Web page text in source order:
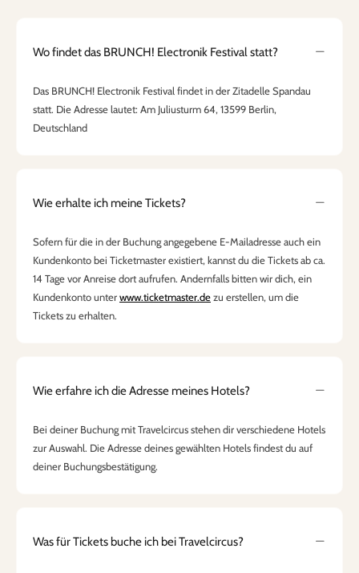
Wo findet das BRUNCH! Electronik Festival statt?
Das BRUNCH! Electronik Festival findet in der Zitadelle Spandau
statt. Die Adresse lautet: Am Juliusturm 64, 13599 Berlin,
Deutschland
Wie erhalte ich meine Tickets?
Sofern für die in der Buchung angegebene E-Mailadresse auch ein
Kundenkonto bei Ticketmaster existiert, kannst du die Tickets ab ca.
14 Tage vor Anreise dort aufrufen. Andernfalls bitten wir dich, ein
Kundenkonto unterwww.ticketmaster.dezu erstellen, um die
Tickets zu erhalten.
Wie erfahre ich die Adresse meines Hotels?
Bei deiner Buchung mit Travelcircus stehen dir verschiedene Hotels
zur Auswahl. Die Adresse deines gewählten Hotels findest du auf
deiner Buchungsbestätigung.
Was für Tickets buche ich bei Travelcircus?